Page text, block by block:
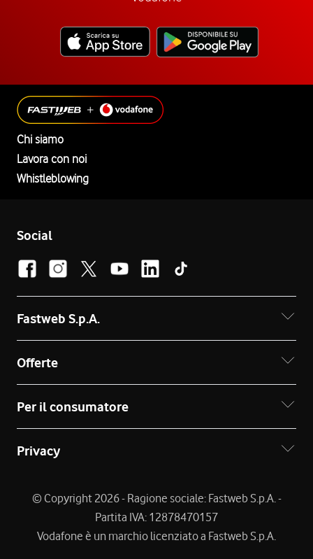
Chi siamo
Lavora con noi
Whistleblowing
Social
Fastweb S.p.A.
Offerte
Per il consumatore
Privacy
© Copyright 2026 - Ragione sociale: Fastweb S.p.A. -
Partita IVA: 12878470157
Vodafone è un marchio licenziato a Fastweb S.p.A.